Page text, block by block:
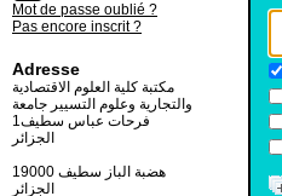
Mot de passe oublié ?
Pas encore inscrit ?
Adresse
مكتبة كلية العلوم الاقتصادية
والتجارية وعلوم التسيير جامعة
فرحات عباس سطيف1
الجزائر
19000 هضبة الباز سطيف